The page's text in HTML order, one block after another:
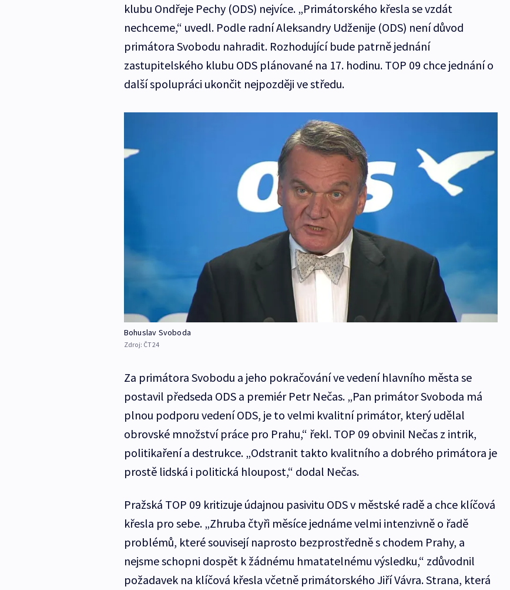
klubu Ondřeje Pechy (ODS) nejvíce. „Primátorského křesla se vzdát
nechceme,“ uvedl. Podle radní Aleksandry Udženije (ODS) není důvod
primátora Svobodu nahradit. Rozhodující bude patrně jednání
zastupitelského klubu ODS plánované na 17. hodinu. TOP 09 chce jednání o
další spolupráci ukončit nejpozději ve středu.
Bohuslav Svoboda
Zdroj: ČT24
Za primátora Svobodu a jeho pokračování ve vedení hlavního města se
postavil předseda ODS a premiér Petr Nečas. „Pan primátor Svoboda má
plnou podporu vedení ODS, je to velmi kvalitní primátor, který udělal
obrovské množství práce pro Prahu,“ řekl. TOP 09 obvinil Nečas z intrik,
politikaření a destrukce. „Odstranit takto kvalitního a dobrého primátora je
prostě lidská i politická hloupost,“ dodal Nečas.
Pražská TOP 09 kritizuje údajnou pasivitu ODS v městské radě a chce klíčová
křesla pro sebe. „Zhruba čtyři měsíce jednáme velmi intenzivně o řadě
problémů, které souvisejí naprosto bezprostředně s chodem Prahy, a
nejsme schopni dospět k žádnému hmatatelnému výsledku,“ zdůvodnil
požadavek na klíčová křesla včetně primátorského Jiří Vávra. Strana, která